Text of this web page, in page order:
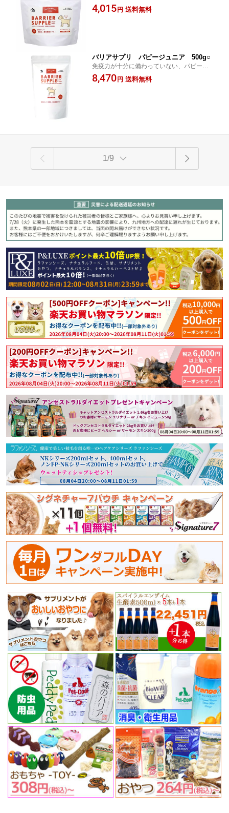
除く)]免疫力が十分に備わっていない、パピ
ーやジュニアにお勧めです。 [ポイント最大
4,015円 送料無料
バリアサプリ パピージュニア 500g○
免疫力が十分に備わっていない、パピーや
ジュニアにお勧めです。 [ポイント最大10
倍]
8,470円 送料無料
1/9